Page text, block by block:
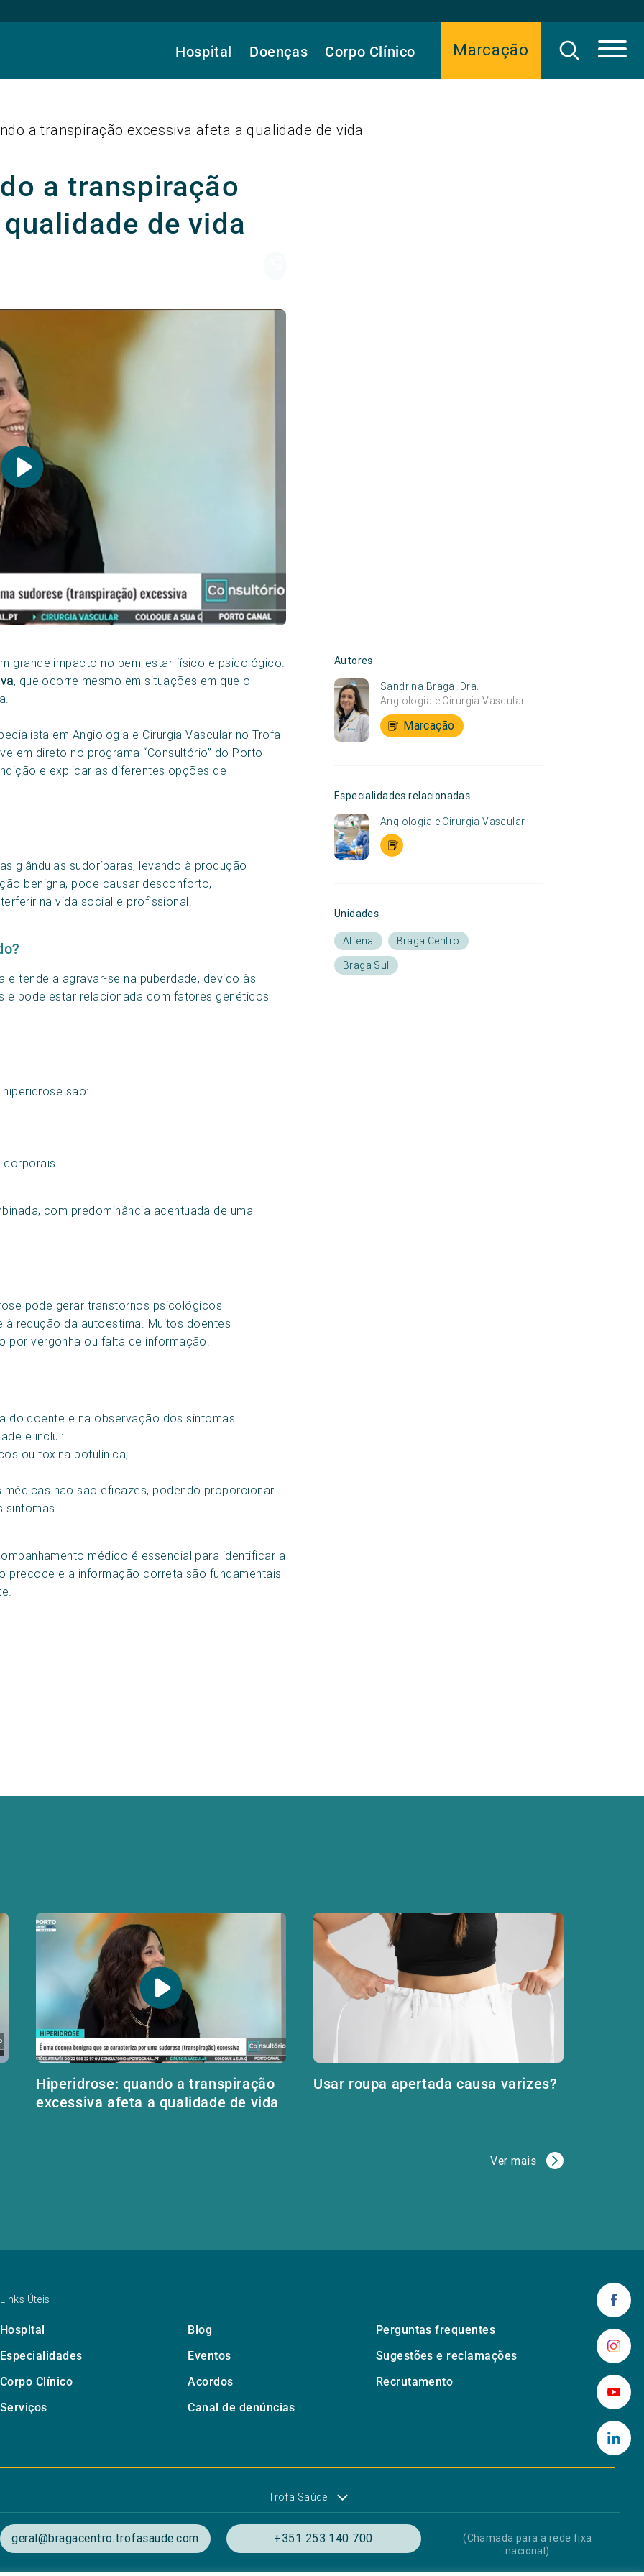
Marcação
Hospital Doenças Corpo Clínico
a transpiração excessiva afeta a qualidade de vida
a transpiração
de vida
grande impacto no bem-estar físico e psicológico.
, que ocorre mesmo em situações em que o
em Angiologia e Cirurgia Vascular no Trofa
em direto no programa “Consultório” do Porto
e explicar as diferentes opções de
glândulas sudoríparas, levando à produção
benigna, pode causar desconforto,
na vida social e profissional.
tende a agravar-se na puberdade, devido às
pode estar relacionada com fatores genéticos
são:
corporais
com predominância acentuada de uma
pode gerar transtornos psicológicos
redução da autoestima. Muitos doentes
por vergonha ou falta de informação.
do doente e na observação dos sintomas.
e inclui:
ou toxina botulínica;
médicas não são eficazes, podendo proporcionar
sintomas.
médico é essencial para identificar a
precoce e a informação correta são fundamentais
Autores
Sandrina Braga, Dra.
Angiologia e Cirurgia Vascular
Marcação
Especialidades relacionadas
Angiologia e Cirurgia Vascular
Unidades
Alfena
Braga Centro
Braga Sul
Hiperidrose: quando a transpiração
excessiva afeta a qualidade de vida
Usar roupa apertada causa varizes?
Ver mais
Links Úteis
Hospital Blog
Perguntas frequentes
Especialidades
Eventos
Sugestões e reclamações
Corpo Clínico
Acordos
Recrutamento
Serviços
Canal de denúncias
Trofa Saúde
geral@bragacentro.trofasaude.com +351 253 140 700
(Chamada para a rede fixa
nacional)